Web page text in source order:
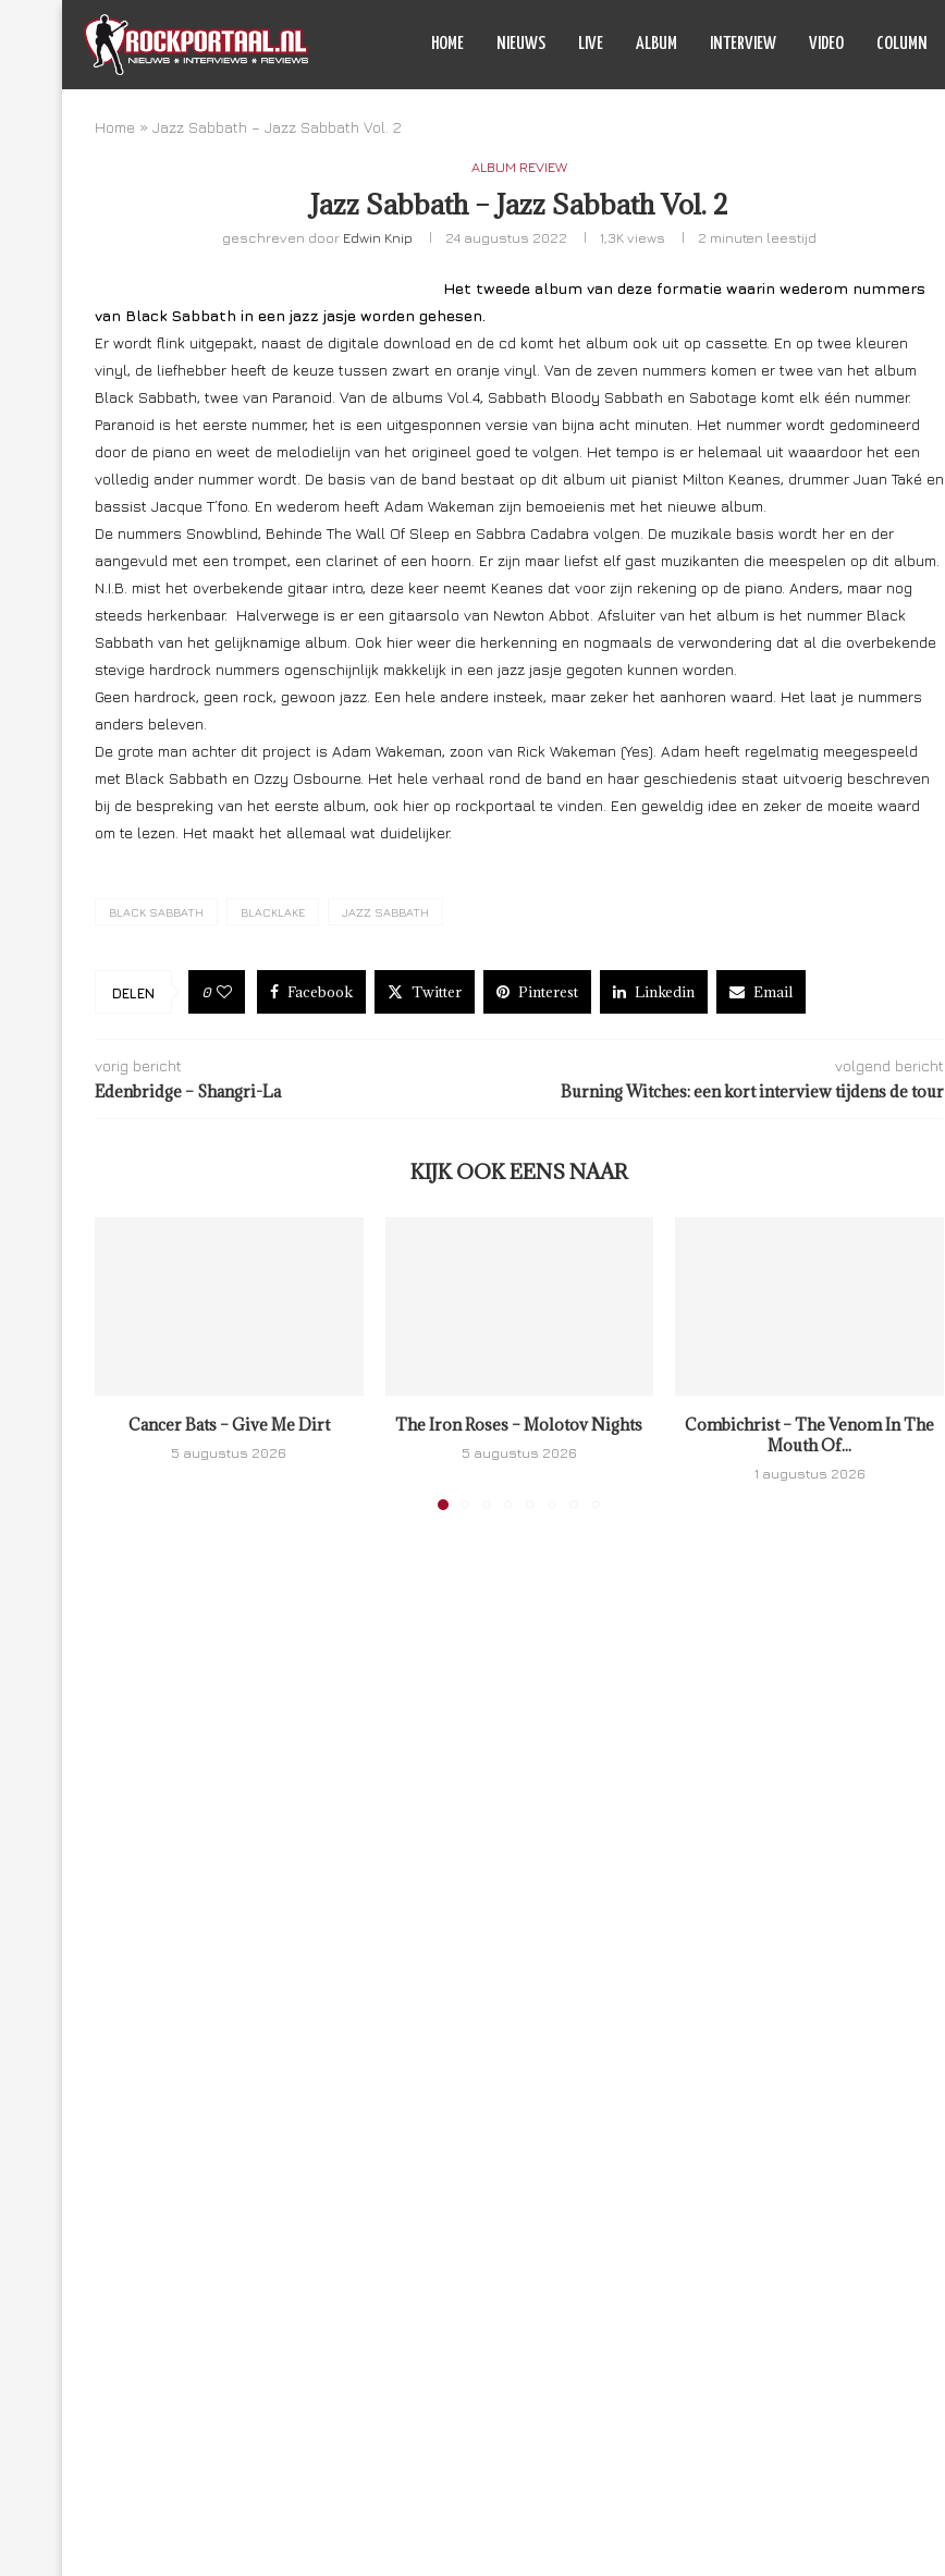
HOME NIEUWS LIVE ALBUM INTERVIEW VIDEO COLUMN
Home » Jazz Sabbath – Jazz Sabbath Vol. 2
ALBUM REVIEW
Jazz Sabbath – Jazz Sabbath Vol. 2
geschreven door Edwin Knip 24 augustus 2022 1,3K views 2 minuten leestijd
Het tweede album van deze formatie waarin wederom nummers
van Black Sabbath in een jazz jasje worden gehesen.
Er wordt flink uitgepakt, naast de digitale download en de cd komt het album ook uit op cassette. En op twee kleuren
vinyl, de liefhebber heeft de keuze tussen zwart en oranje vinyl. Van de zeven nummers komen er twee van het album
Black Sabbath, twee van Paranoid. Van de albums Vol.4, Sabbath Bloody Sabbath en Sabotage komt elk één nummer.
Paranoid is het eerste nummer, het is een uitgesponnen versie van bijna acht minuten. Het nummer wordt gedomineerd
door de piano en weet de melodielijn van het origineel goed te volgen. Het tempo is er helemaal uit waaardoor het een
volledig ander nummer wordt. De basis van de band bestaat op dit album uit pianist Milton Keanes, drummer Juan Také en
bassist Jacque T’fono. En wederom heeft Adam Wakeman zijn bemoeienis met het nieuwe album.
De nummers Snowblind, Behinde The Wall Of Sleep en Sabbra Cadabra volgen. De muzikale basis wordt her en der
aangevuld met een trompet, een clarinet of een hoorn. Er zijn maar liefst elf gast muzikanten die meespelen op dit album.
N.I.B. mist het overbekende gitaar intro, deze keer neemt Keanes dat voor zijn rekening op de piano. Anders, maar nog
steeds herkenbaar. Halverwege is er een gitaarsolo van Newton Abbot. Afsluiter van het album is het nummer Black
Sabbath van het gelijknamige album. Ook hier weer die herkenning en nogmaals de verwondering dat al die overbekende
stevige hardrock nummers ogenschijnlijk makkelijk in een jazz jasje gegoten kunnen worden.
Geen hardrock, geen rock, gewoon jazz. Een hele andere insteek, maar zeker het aanhoren waard. Het laat je nummers
anders beleven.
De grote man achter dit project is Adam Wakeman, zoon van Rick Wakeman (Yes). Adam heeft regelmatig meegespeeld
met Black Sabbath en Ozzy Osbourne. Het hele verhaal rond de band en haar geschiedenis staat uitvoerig beschreven
bij de bespreking van het eerste album, ook hier op rockportaal te vinden. Een geweldig idee en zeker de moeite waard
om te lezen. Het maakt het allemaal wat duidelijker.
BLACK SABBATH BLACKLAKE JAZZ SABBATH
DELEN 0 Facebook Twitter Pinterest Linkedin Email
vorig bericht
Edenbridge – Shangri-La
volgend bericht
Burning Witches: een kort interview tijdens de tour
KIJK OOK EENS NAAR
Cancer Bats – Give Me Dirt
5 augustus 2026
The Iron Roses – Molotov Nights
5 augustus 2026
Combichrist – The Venom In The
Mouth Of...
1 augustus 2026